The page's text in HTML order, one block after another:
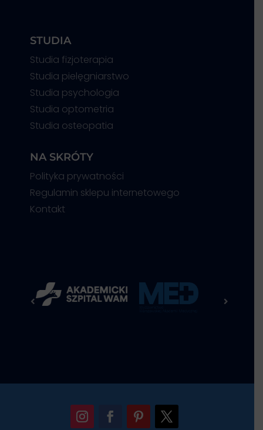
STUDIA
Studia fizjoterapia
Studia pielęgniarstwo
Studia psychologia
Studia optometria
Studia osteopatia
NA SKRÓTY
Polityka prywatności
Regulamin sklepu internetowego
Kontakt